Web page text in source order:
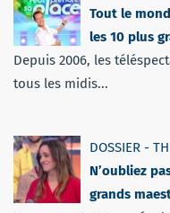
Tout le
les 10 plus
Depuis 2006, les
tous les midis...
DOSSIER -
N’oubliez
grands